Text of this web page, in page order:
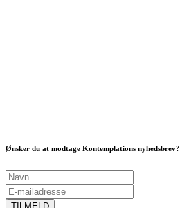
Ønsker du at modtage Kontemplations nyhedsbrev?